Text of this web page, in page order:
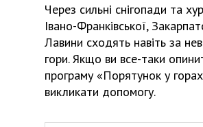
Через сильні снігопади та
Івано-Франківської,
Лавини сходять навіть за
гори. Якщо ви все-таки
програму «Порятунок у
викликати допомогу.